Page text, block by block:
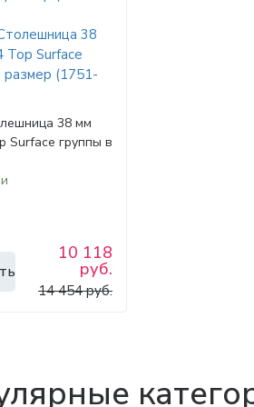
38 мм
Surface группы в
10 118
руб.
14 454 руб.